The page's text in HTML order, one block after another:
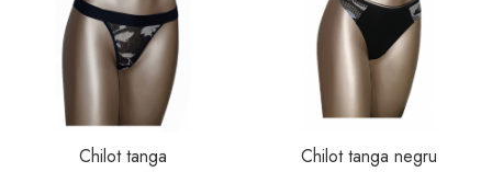
Chilot tanga Chilot tanga negru